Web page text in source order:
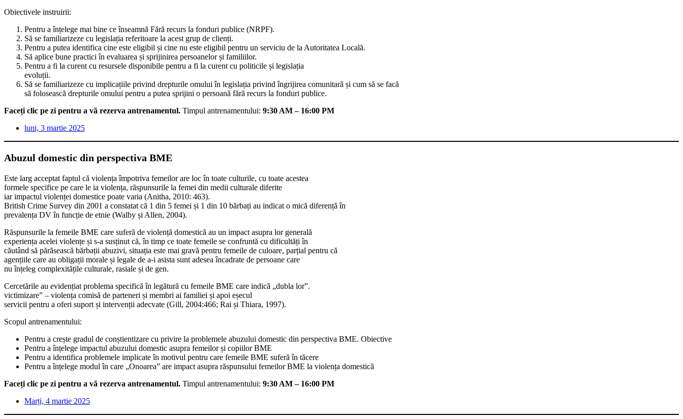
Obiectivele instruirii:
Pentru a înțelege mai bine ce înseamnă Fără recurs la fonduri publice (NRPF).
Să se familiarizeze cu legislația referitoare la acest grup de clienți.
Pentru a putea identifica cine este eligibil și cine nu este eligibil pentru un serviciu de la Autoritatea Locală.
Să aplice bune practici în evaluarea și sprijinirea persoanelor și familiilor.
Pentru a fi la curent cu resursele disponibile pentru a fi la curent cu politicile și legislația
evoluții.
Să se familiarizeze cu implicațiile privind drepturile omului în legislația privind îngrijirea comunitară și cum să se facă
să folosească drepturile omului pentru a putea sprijini o persoană fără recurs la fonduri publice.
Faceți clic pe zi pentru a vă rezerva antrenamentul. Timpul antrenamentului: 9:30 AM – 16:00 PM
luni, 3 martie 2025
Abuzul domestic din perspectiva BME
Este larg acceptat faptul că violența împotriva femeilor are loc în toate culturile, cu toate acestea
formele specifice pe care le ia violența, răspunsurile la femei din medii culturale diferite
iar impactul violenței domestice poate varia (Anitha, 2010: 463).
British Crime Survey din 2001 a constatat că 1 din 5 femei și 1 din 10 bărbați au indicat o mică diferență în
prevalența DV în funcție de etnie (Walby și Allen, 2004).
Răspunsurile la femeile BME care suferă de violență domestică au un impact asupra lor generală
experiența acelei violențe și s-a susținut că, în timp ce toate femeile se confruntă cu dificultăți în
căutând să părăsească bărbații abuzivi, situația este mai gravă pentru femeile de culoare, parțial pentru că
agențiile care au obligații morale și legale de a-i asista sunt adesea încadrate de persoane care
nu înțeleg complexitățile culturale, rasiale și de gen.
Cercetările au evidențiat problema specifică în legătură cu femeile BME care indică „dubla lor”.
victimizare” – violența comisă de parteneri și membri ai familiei și apoi eșecul
servicii pentru a oferi suport și intervenții adecvate (Gill, 2004:466; Rai și Thiara, 1997).
Scopul antrenamentului:
Pentru a crește gradul de conștientizare cu privire la problemele abuzului domestic din perspectiva BME. Obiective
Pentru a înțelege impactul abuzului domestic asupra femeilor și copiilor BME
Pentru a identifica problemele implicate în motivul pentru care femeile BME suferă în tăcere
Pentru a înțelege modul în care „Onoarea” are impact asupra răspunsului femeilor BME la violența domestică
Faceți clic pe zi pentru a vă rezerva antrenamentul. Timpul antrenamentului: 9:30 AM – 16:00 PM
Marți, 4 martie 2025